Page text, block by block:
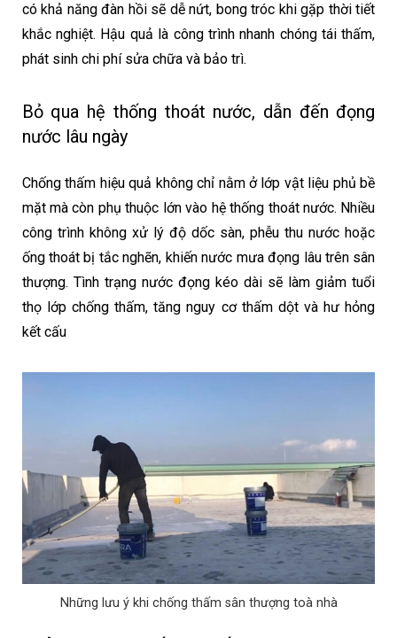
có khả năng đàn hồi sẽ dễ nứt, bong tróc khi gặp thời tiết
khắc nghiệt. Hậu quả là công trình nhanh chóng tái thấm,
phát sinh chi phí sửa chữa và bảo trì.
Bỏ qua hệ thống thoát nước, dẫn đến đọng
nước lâu ngày
Chống thấm hiệu quả không chỉ nằm ở lớp vật liệu phủ bề
mặt mà còn phụ thuộc lớn vào hệ thống thoát nước. Nhiều
công trình không xử lý độ dốc sàn, phễu thu nước hoặc
ống thoát bị tắc nghẽn, khiến nước mưa đọng lâu trên sân
thượng. Tình trạng nước đọng kéo dài sẽ làm giảm tuổi
thọ lớp chống thấm, tăng nguy cơ thấm dột và hư hỏng
kết cấu
Những lưu ý khi chống thấm sân thượng toà nhà